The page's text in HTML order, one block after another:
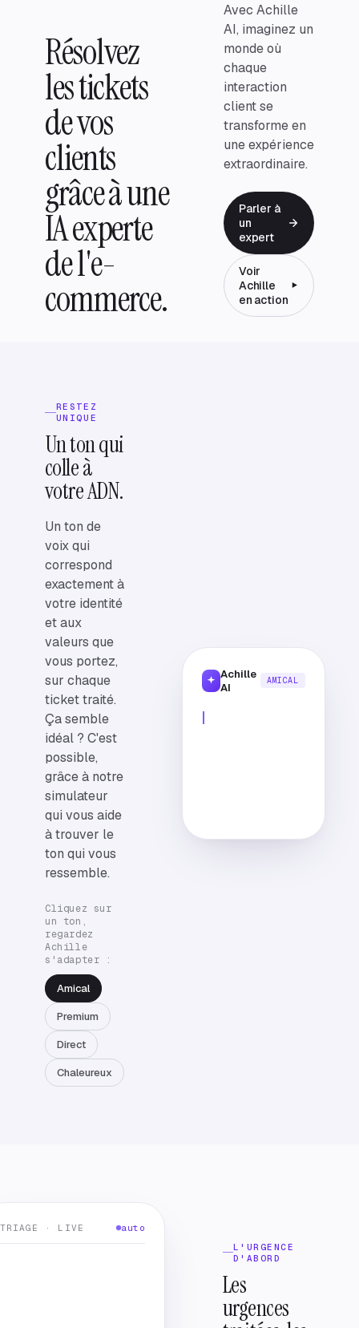
Résolvez
les tickets
de vos
clients
grâce à une
IA experte
de l'e-
commerce.
Avec Achille
AI, imaginez un
monde où
chaque
interaction
client se
transforme en
une expérience
extraordinaire.
Parler à
un
expert
Voir
Achille
en action
RESTEZ
UNIQUE
Un ton qui
colle à
votre ADN.
Un ton de
voix qui
correspond
exactement à
votre identité
et aux
valeurs que
vous portez,
sur chaque
ticket traité.
Ça semble
idéal ? C'est
possible,
grâce à notre
simulateur
qui vous aide
à trouver le
ton qui vous
ressemble.
Cliquez sur
un ton,
regardez
Achille
s'adapter :
Amical
Premium
Direct
Chaleureux
Achille
AI
AMICAL
L'URGENCE
D'ABORD
Les
urgences
TRIAGE · LIVE auto